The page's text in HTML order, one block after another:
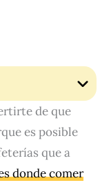
de que
es posible
que a
donde comer